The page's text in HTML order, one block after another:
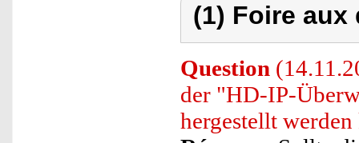
(1) Foire
Question
der "HD-IP-
hergestellt werden